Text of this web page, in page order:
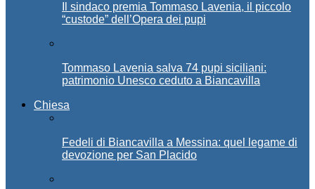
Il sindaco premia Tommaso Lavenia, il piccolo
“custode” dell’Opera dei pupi
Tommaso Lavenia salva 74 pupi siciliani:
patrimonio Unesco ceduto a Biancavilla
Chiesa
Fedeli di Biancavilla a Messina: quel legame di
devozione per San Placido